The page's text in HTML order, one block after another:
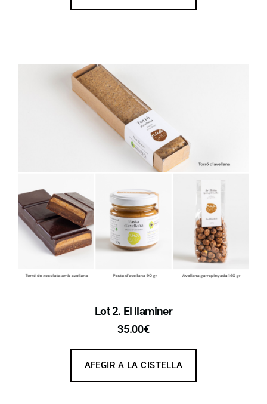
Lot 2. El llaminer
35.00€
AFEGIR A LA CISTELLA